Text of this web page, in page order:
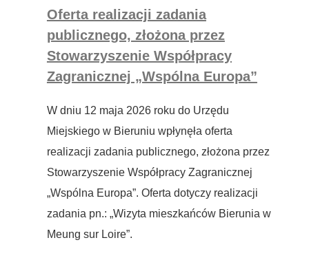
Oferta realizacji zadania
publicznego, złożona przez
Stowarzyszenie Współpracy
Zagranicznej „Wspólna Europa”
W dniu 12 maja 2026 roku do Urzędu
Miejskiego w Bieruniu wpłynęła oferta
realizacji zadania publicznego, złożona przez
Stowarzyszenie Współpracy Zagranicznej
„Wspólna Europa”. Oferta dotyczy realizacji
zadania pn.: „Wizyta mieszkańców Bierunia w
Meung sur Loire”.